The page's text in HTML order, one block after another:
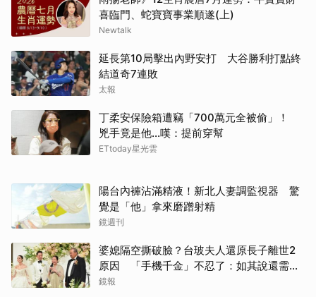
喜臨門、蛇寶寶事業順遂(上)
Newtalk
延長第10局擊出內野安打 大谷勝利打點終
結道奇7連敗
太報
丁柔安保險箱遭竊「700萬元全被偷」！
兇手竟是他...嘆：提前穿幫
ETtoday星光雲
陽台內褲沾滿精液！新北人妻調監視器 驚
覺是「他」拿來磨蹭射精
鏡週刊
婆媳隔空撕破臉？台玻夫人還原長子離世2
原因 「手機千金」不忍了：如其說還需要
離開嗎？
鏡報